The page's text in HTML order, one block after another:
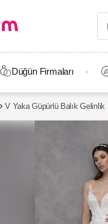
Düğün Firmaları
V Yaka Güpürlü Balık Gelinlik